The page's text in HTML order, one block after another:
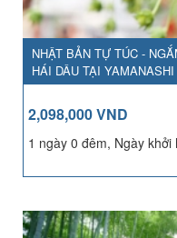
NHẬT BẢN TỰ TÚC -
HÁI DÂU TẠI YAMANASHI
2,098,000 VND
1 ngày 0 đêm, Ngày khởi